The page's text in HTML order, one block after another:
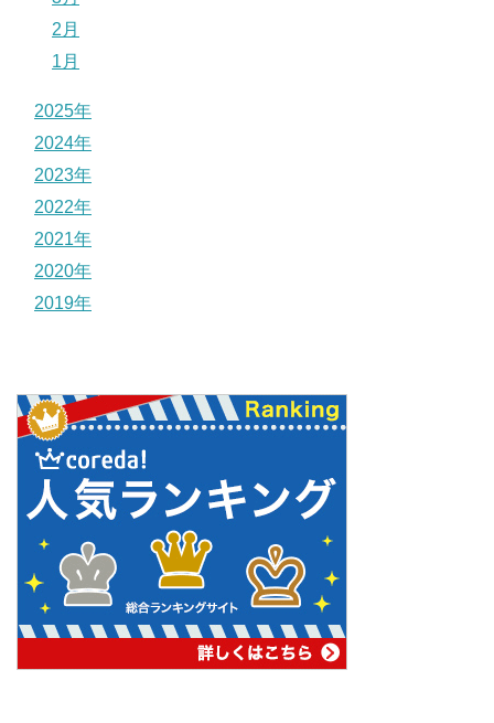
2月
1月
2025年
2024年
2023年
2022年
2021年
2020年
2019年